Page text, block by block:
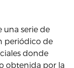
una serie de
periódico de
donde
obtenida por la